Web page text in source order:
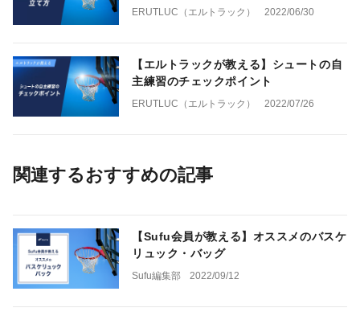
ERUTLUC（エルトラック） 2022/06/30
【エルトラックが教える】シュートの自
主練習のチェックポイント
ERUTLUC（エルトラック） 2022/07/26
関連するおすすめの記事
【Sufu会員が教える】オススメのバスケ
リュック・バッグ
Sufu編集部 2022/09/12